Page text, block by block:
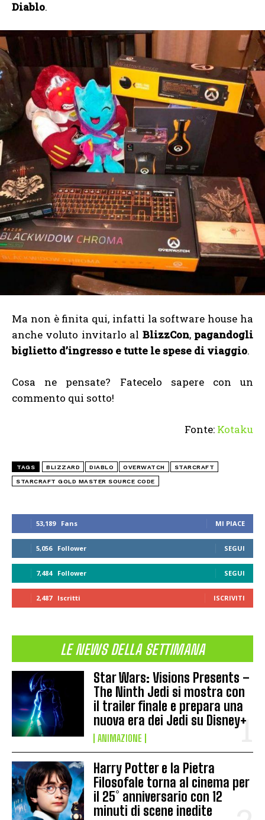
53,189 Fans MI PIACE
5,056 Follower SEGUI
7,484 Follower SEGUI
2,487 Iscritti ISCRIVITI
LE NEWS DELLA SETTIMANA
Star Wars: Visions Presents –
The Ninth Jedi si mostra con
il trailer finale e prepara una
nuova era dei Jedi su Disney+
ANIMAZIONE
Harry Potter e la Pietra
Filosofale torna al cinema per
il 25° anniversario con 12
minuti di scene inedite
Diablo.
Ma non è finita qui, infatti la software house ha
anche voluto invitarlo al BlizzCon, pagandogli
biglietto d’ingresso e tutte le spese di viaggio.
Cosa ne pensate? Fatecelo sapere con un
commento qui sotto!
Fonte: Kotaku
TAGS BLIZZARD DIABLO OVERWATCH STARCRAFT
STARCRAFT GOLD MASTER SOURCE CODE